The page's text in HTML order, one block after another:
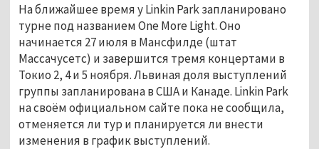
На ближайшее время у Linkin Park запланировано
турне под названием One More Light. Оно
начинается 27 июля в Мансфилде (штат
Массачусетс) и завершится тремя концертами в
Токио 2, 4 и 5 ноября. Львиная доля выступлений
группы запланирована в США и Канаде. Linkin Park
на своём официальном сайте пока не сообщила,
отменяется ли тур и планируется ли внести
изменения в график выступлений.